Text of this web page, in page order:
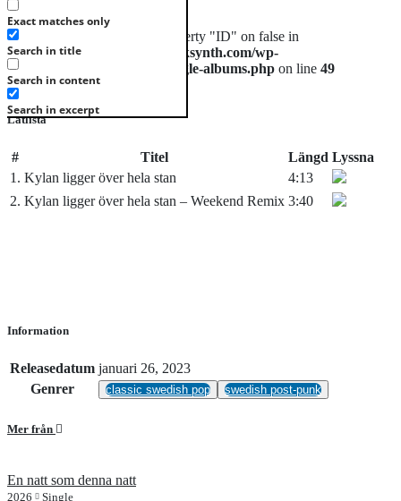
Exact matches only
Search in title
Search in content
Search in excerpt
Registrera
Warning
: Attempt to read property "ID" on false in
/var/www/loudarc.com/svensksynth.com/wp-
content/themes/muzakwp/single-albums.php on line 49
Lyssna på Spotify
Låtlista
# Titel Längd Lyssna
1. Kylan ligger över hela stan
4:13
2. Kylan ligger över hela stan – Weekend Remix 3:40
Information
Releasedatum januari 26, 2023
Genrer
classic swedish pop swedish post-punk
Mer från
En natt som denna natt
2026 Single